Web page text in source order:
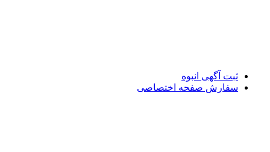
ثبت آگهی انبوه
سفارش صفحه اختصاصی